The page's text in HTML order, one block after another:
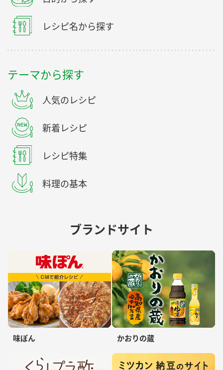
レシピ名から探す
テーマから探す
人気のレシピ
新着レシピ
レシピ特集
料理の基本
ブランドサイト
味ぽん かおりの蔵